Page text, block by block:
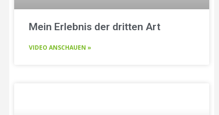
Mein Erlebnis der dritten Art
VIDEO ANSCHAUEN »